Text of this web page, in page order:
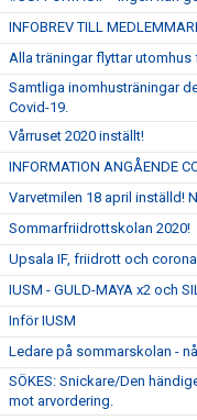
INFOBREV TILL
Alla träningar flyttar utomhus
Samtliga inomhusträningar
Covid-19.
Vårruset 2020 inställt!
INFORMATION ANGÅENDE
Varvetmilen 18 april inställd!
Sommarfriidrottskolan 2020!
Upsala IF, friidrott och
IUSM - GULD-MAYA x2 och
Inför IUSM
Ledare på sommarskolan -
SÖKES: Snickare/Den
mot arvordering.